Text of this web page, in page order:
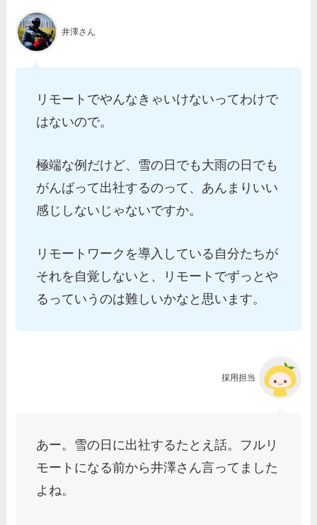
井澤さん
リモートでやんなきゃいけないってわけで
はないので。
極端な例だけど、雪の日でも大雨の日でも
がんばって出社するのって、あんまりいい
感じしないじゃないですか。
リモートワークを導入している自分たちが
それを自覚しないと、リモートでずっとや
るっていうのは難しいかなと思います。
採用担当
あー。雪の日に出社するたとえ話。フルリ
モートになる前から井澤さん言ってました
よね。